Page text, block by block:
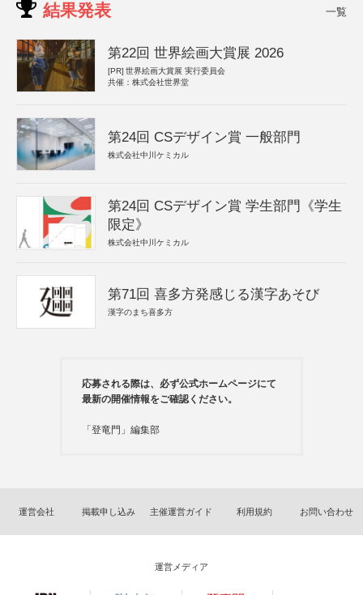
結果発表 一覧
第22回 世界絵画大賞展 2026
[PR] 世界絵画大賞展 実行委員会
共催：株式会社世界堂
第24回 CSデザイン賞 一般部門
株式会社中川ケミカル
第24回 CSデザイン賞 学生部門《学生
限定》
株式会社中川ケミカル
第71回 喜多方発感じる漢字あそび
漢字のまち喜多方
応募される際は、必ず公式ホームページにて
最新の開催情報をご確認ください。
「登竜門」編集部
運営会社 掲載申し込み 主催運営ガイド 利用規約 お問い合わせ
運営メディア